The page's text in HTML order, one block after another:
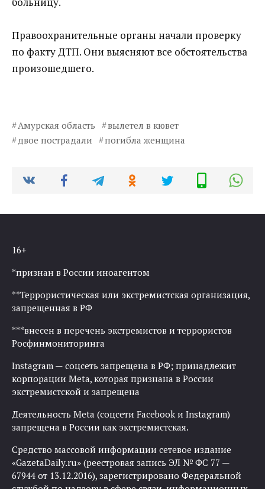
Правоохранительные органы начали проверку
по факту ДТП. Они выясняют все обстоятельства
произошедшего.
Амурская область
вылетел в кювет
двое пострадали
погибла женщина
16+
*признан в России иноагентом
**Террористическая или экстремистская организация,
запрещенная в РФ
***внесен в перечень экстремистов и террористов
Росфинмониторинга
Instagram — соцсеть запрещена в РФ; принадлежит
корпорации Meta, которая признана в России
экстремистской и запрещена
Деятельность Meta (соцсети Facebook и Instagram)
запрещена в России как экстремистская.
Средство массовой информации сетевое издание
«GazetaDaily.ru» (реестровая запись ЭЛ № ФС 77 —
67944 от 13.12.2016), зарегистрировано Федеральной